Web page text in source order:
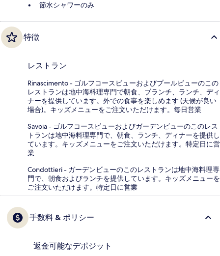
節水シャワーのみ
特徴
レストラン
Rinascimento - ゴルフコースビューおよびプールビューのこの
レストランは地中海料理専門で朝食、ブランチ、ランチ、ディ
ナーを提供しています。外での食事を楽しめます (天候が良い
場合)。キッズメニューをご注文いただけます。毎日営業
Savoia - ゴルフコースビューおよびガーデンビューのこのレス
トランは地中海料理専門で、朝食、ランチ、ディナーを提供し
ています。キッズメニューをご注文いただけます。特定日に営
業
Condottieri - ガーデンビューのこのレストランは地中海料理専
門で、朝食およびランチを提供しています。キッズメニューを
ご注文いただけます。特定日に営業
手数料 & ポリシー
返金可能なデポジット